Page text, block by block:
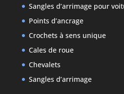
Sangles d’arrimage pour
Points d’ancrage
Crochets à sens unique
Cales de roue
Chevalets
Sangles d’arrimage